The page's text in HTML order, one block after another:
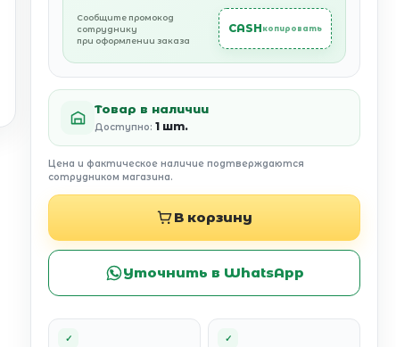
Сообщите промокод
сотруднику
при оформлении заказа
CASH копировать
Товар в наличии
Доступно: 1 шт.
Цена и фактическое наличие подтверждаются
сотрудником магазина.
В корзину
Уточнить в WhatsApp
✓ ✓